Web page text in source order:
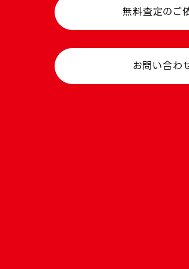
無料査定のご
お問い合わ